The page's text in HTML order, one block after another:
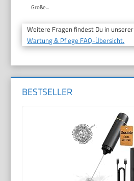
Große...
Weitere Fragen findest Du in unserer
Wartung & Pflege FAQ-Übersicht.
BESTSELLER